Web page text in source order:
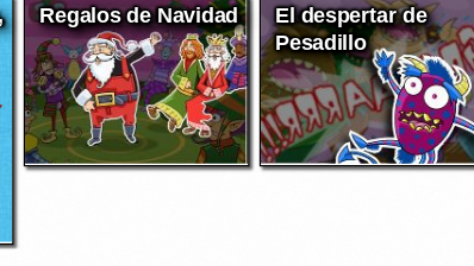
Regalos de Navidad
El despertar de
Pesadillo